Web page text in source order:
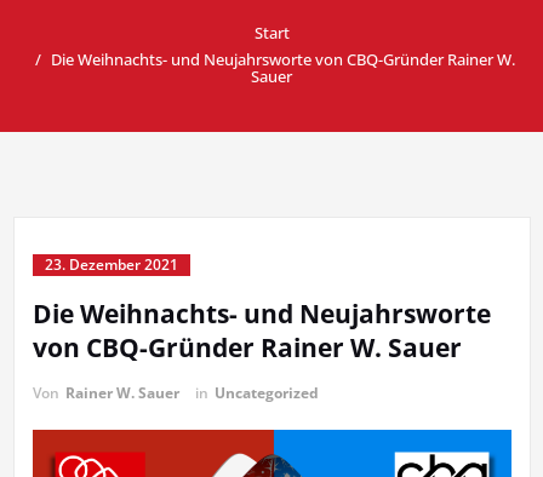
Start
Die Weihnachts- und Neujahrsworte von CBQ-Gründer Rainer W.
Sauer
23. Dezember 2021
Die Weihnachts- und Neujahrsworte
von CBQ-Gründer Rainer W. Sauer
Von Rainer W. Sauer in Uncategorized